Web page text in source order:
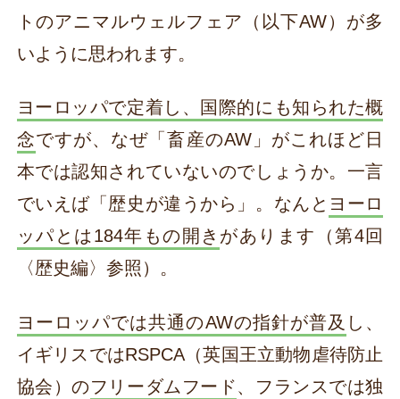
トのアニマルウェルフェア（以下AW）が多
いように思われます。
ヨーロッパで定着し、国際的にも知られた概
念ですが、なぜ「畜産のAW」がこれほど日
本では認知されていないのでしょうか。一言
でいえば「歴史が違うから」。なんと ヨーロ
ッパとは184年もの開き があります（第4回
〈歴史編〉参照）。
ヨーロッパでは共通のAWの指針が普及 し、
イギリスではRSPCA（英国王立動物虐待防止
協会）のフリーダムフード、フランスでは独